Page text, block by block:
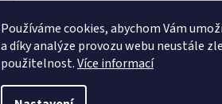
Používáme cookies, abychom Vám
a díky analýze provozu webu neustále
použitelnost.Více informací